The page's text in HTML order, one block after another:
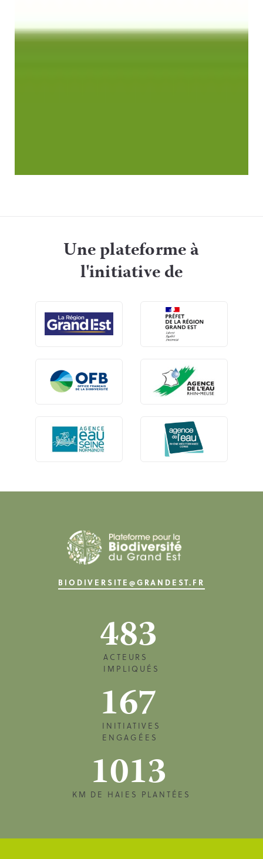
Une plateforme à
l'initiative de
BIODIVERSITE@GRANDEST.FR
483
ACTEURS
IMPLIQUÉS
167
INITIATIVES
ENGAGÉES
1013
KM DE HAIES PLANTÉES